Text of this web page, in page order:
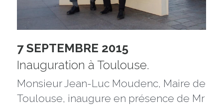
7 SEPTEMBRE 2015
Inauguration à Toulouse.
Monsieur Jean-Luc Moudenc, Maire de
Toulouse, inaugure en présence de Mr